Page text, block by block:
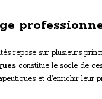
repose sur plusieurs
constitue le socle de
et d’enrichir leur